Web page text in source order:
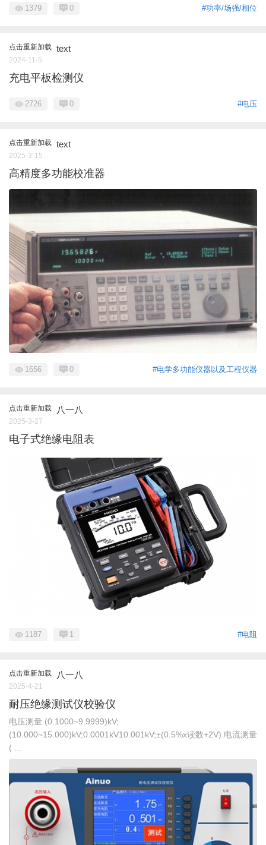
#功率/场强/相位
1379 0
点击重新加载 text
2024-11-5
充电平板检测仪
#电压
2726 0
点击重新加载 text
2025-3-15
高精度多功能校准器
#电学多功能仪器以及工程仪器
1656 0
点击重新加载 八一八
2025-3-27
电子式绝缘电阻表
#电阻
1187 1
点击重新加载 八一八
2025-4-21
耐压绝缘测试仪校验仪
电压测量 (0.1000~9.9999)kV;
(10.000~15.000)kV;0.0001kV10.001kV;±(0.5%x读数+2V) 电流测量
( ...